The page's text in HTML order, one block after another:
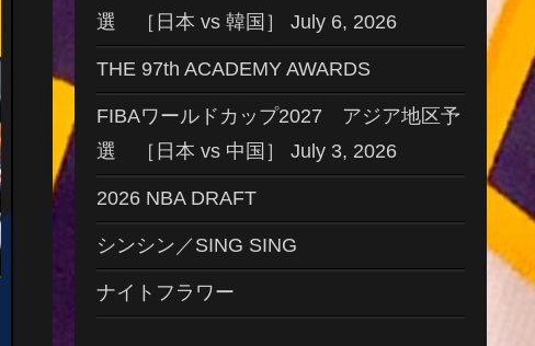
選 ［日本 vs 韓国］ July 6, 2026
THE 97th ACADEMY AWARDS
FIBAワールドカップ2027 アジア地区予
選 ［日本 vs 中国］ July 3, 2026
2026 NBA DRAFT
シンシン／SING SING
ナイトフラワー